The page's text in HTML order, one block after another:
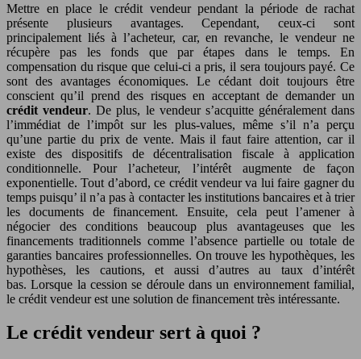
Mettre en place le crédit vendeur pendant la période de rachat
présente plusieurs avantages. Cependant, ceux-ci sont
principalement liés à l’acheteur, car, en revanche, le vendeur ne
récupère pas les fonds que par étapes dans le temps. En
compensation du risque que celui-ci a pris, il sera toujours payé. Ce
sont des avantages économiques. Le cédant doit toujours être
conscient qu’il prend des risques en acceptant de demander un
crédit vendeur. De plus, le vendeur s’acquitte généralement dans
l’immédiat de l’impôt sur les plus-values, même s’il n’a perçu
qu’une partie du prix de vente. Mais il faut faire attention, car il
existe des dispositifs de décentralisation fiscale à application
conditionnelle. Pour l’acheteur, l’intérêt augmente de façon
exponentielle. Tout d’abord, ce crédit vendeur va lui faire gagner du
temps puisqu’ il n’a pas à contacter les institutions bancaires et à trier
les documents de financement. Ensuite, cela peut l’amener à
négocier des conditions beaucoup plus avantageuses que les
financements traditionnels comme l’absence partielle ou totale de
garanties bancaires professionnelles. On trouve les hypothèques, les
hypothèses, les cautions, et aussi d’autres au taux d’intérêt
bas. Lorsque la cession se déroule dans un environnement familial,
le crédit vendeur est une solution de financement très intéressante.
Le crédit vendeur sert à quoi ?